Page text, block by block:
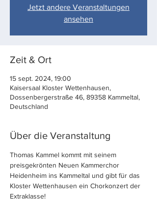
Jetzt andere Veranstaltungen
ansehen
Zeit & Ort
15 sept. 2024, 19:00
Kaisersaal Kloster Wettenhausen,
Dossenbergerstraße 46, 89358 Kammeltal,
Deutschland
Über die Veranstaltung
Thomas Kammel kommt mit seinem
preisgekrönten Neuen Kammerchor
Heidenheim ins Kammeltal und gibt für das
Kloster Wettenhausen ein Chorkonzert der
Extraklasse!